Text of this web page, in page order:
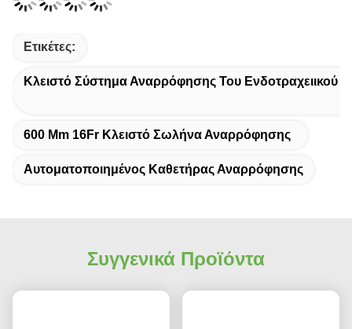
Κλειστό Σύστημα Αναρρόφησης Του Ενδοτραχειικού
Αυτοματοποιημένος Καθετήρας Αναρρόφησης